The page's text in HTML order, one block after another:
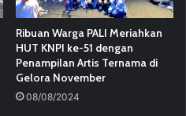
Ribuan Warga PALI Meriahkan
HUT KNPI ke-51 dengan
Penampilan Artis Ternama di
Gelora November
08/08/2024